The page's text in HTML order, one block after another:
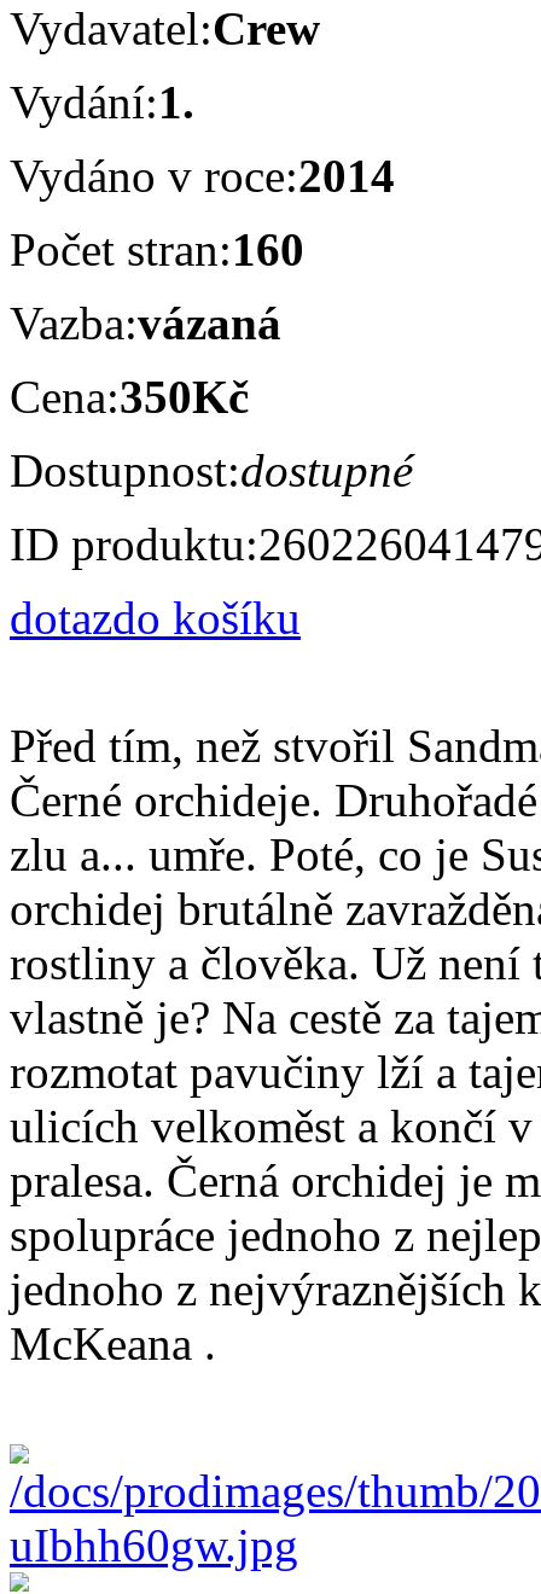
Vydavatel:Crew
Vydání:1.
Vydáno v roce:2014
Počet stran:160
Vazba:vázaná
Cena:350Kč
Dostupnost:dostupné
ID produktu:
dotazdo košíku
Před tím, než stvořil
Černé orchideje.
zlu a... umře. Poté, co je
orchidej brutálně
rostliny a člověka. Už
vlastně je? Na cestě za
rozmotat pavučiny lží a
ulicích velkoměst a končí v
pralesa. Černá orchidej je
spolupráce jednoho z
jednoho z nejvýraznějších
McKeana .